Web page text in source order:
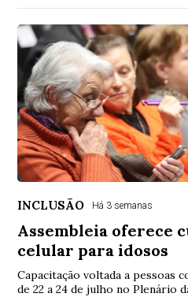
INCLUSÃO Há 3 semanas
Assembleia oferece
celular para idosos
Capacitação voltada a pessoas
de 22 a 24 de julho no Plenário